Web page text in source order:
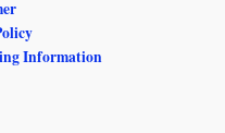
Information